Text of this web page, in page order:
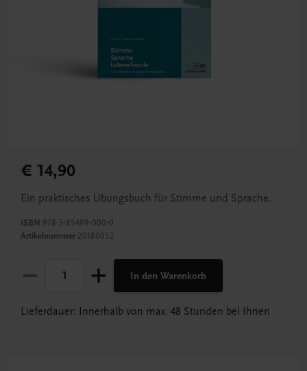
€ 14,90
Ein praktisches Übungsbuch für Stimme und Sprache.
ISBN 978-3-85499-000-0
Artikelnummer 20186052
In den Warenkorb
Lieferdauer: Innerhalb von max. 48 Stunden bei Ihnen